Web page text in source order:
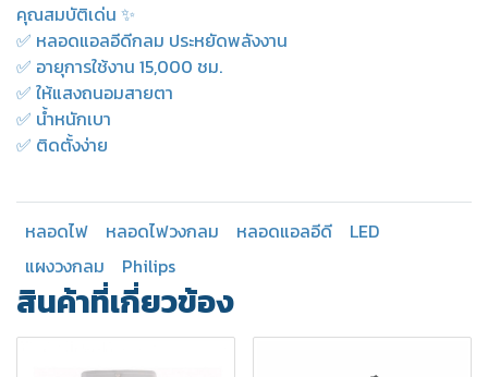
คุณสมบัติเด่น ✨
✅ หลอดแอลอีดีกลม ประหยัดพลังงาน
✅ อายุการใช้งาน 15,000 ชม.
✅ ให้แสงถนอมสายตา
✅ น้ำหนักเบา
✅ ติดตั้งง่าย
หลอดไฟ หลอดไฟวงกลม หลอดแอลอีดี
LED
แผงวงกลม
Philips
สินค้าที่เกี่ยวข้อง